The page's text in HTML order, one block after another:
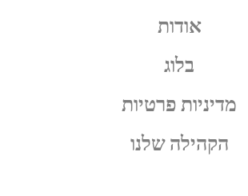
אודות
בלוג
מדיניות פרטיות
הקהילה שלנו